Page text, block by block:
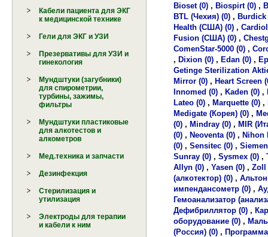
Кабели пациента для ЭКГ
к медицинской технике
Гели для ЭКГ и УЗИ
Презервативы для УЗИ и
гинекология
Мундштуки (загубники)
для спирометрии,
турбины, зажимы,
фильтры
Мундштуки пластиковые
для алкотестов и
алкометров
Мед.техника и запчасти
Дезинфекция
Стерилизация и
утилизация
Электроды для терапии
и кабели к ним
Bioset (0) , Biospirt (0) ,
BTL (Чехия) (0) , Burdick
Health (США) (0) ,
Fusion (США) (0) ,
ComenStar-5000 (0) ,
, Dixion (0) , Edan (0) ,
Getinge Sterilization
Mirror (0) , Heart Screen
Innomed (0) , Kaden (0) ,
Lateo (0) , Marquette (0) ,
Medigate (Корея) (0) ,
(0) , Mindray (0) , MIR
(0) , Neoventa (0) , Nihon
(0) , Sensitec (0) ,
Sunray (0) , Sysmex (0) ,
Allyn (0) , Yasen (0) , Zoll
(алкотектор) (0) ,
импендансометр (0) ,
Гемоанализатор
Дефибриллятор (0) ,
оборудование (0) ,
(Россия) (0) ,